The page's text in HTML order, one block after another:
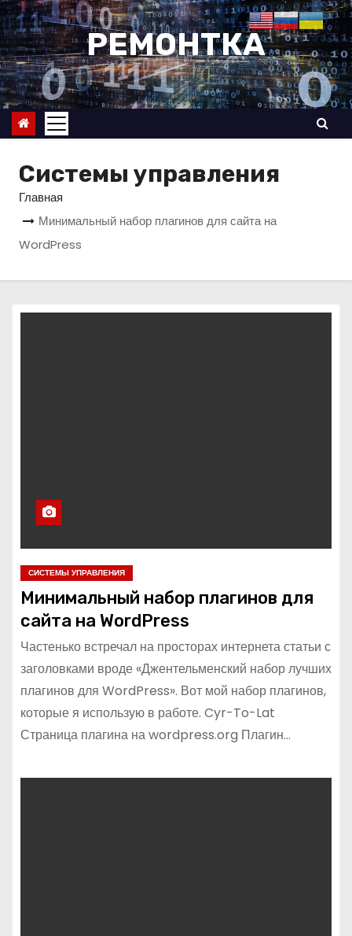
П
е
р
е
й
и
РЕМОНТКА
Системы управления
Главная
Минимальный набор плагинов для сайта на
WordPress
СИСТЕМЫ УПРАВЛЕНИЯ
Минимальный набор плагинов для
сайта на WordPress
Частенько встречал на просторах интернета статьи с
заголовками вроде «Джентельменский набор лучших
плагинов для WordPress». Вот мой набор плагинов,
которые я использую в работе. Cyr-To-Lat
Страница плагина на wordpress.org Плагин…